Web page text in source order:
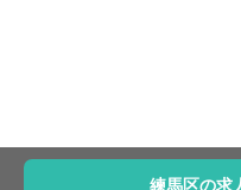
練馬区の求